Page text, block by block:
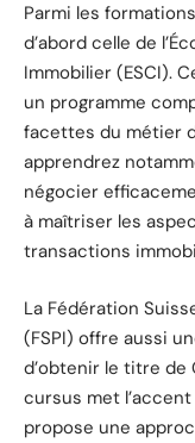
Parmi les
d’abord celle de
Immobilier (ESCI).
un programme
facettes du métier
apprendrez
négocier
à maîtriser les
transactions
La Fédération
(FSPI) offre aussi
d’obtenir le titre de
cursus met
propose une